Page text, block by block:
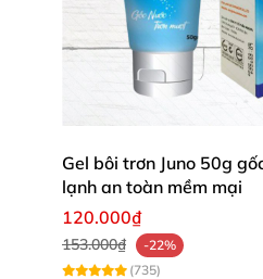
Gel bôi trơn Juno 50g
lạnh an toàn mềm mại
120.000₫
153.000₫
-22%
(735)